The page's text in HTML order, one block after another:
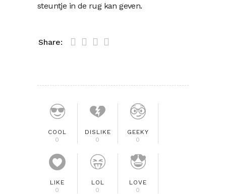
steuntje in de rug kan geven.
Share:
COOL
0
DISLIKE
0
GEEKY
0
LIKE
0
LOL
0
LOVE
0